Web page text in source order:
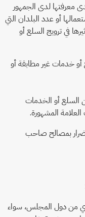
معرفتها لدى الجمهور
أو عدد البلدان التي
في ترويج السلع أو
أو خدمات غير مطابقة أو
السلع أو الخدمات
المشهورة.
بمصالح صاحب
من دول المجلس، سواء